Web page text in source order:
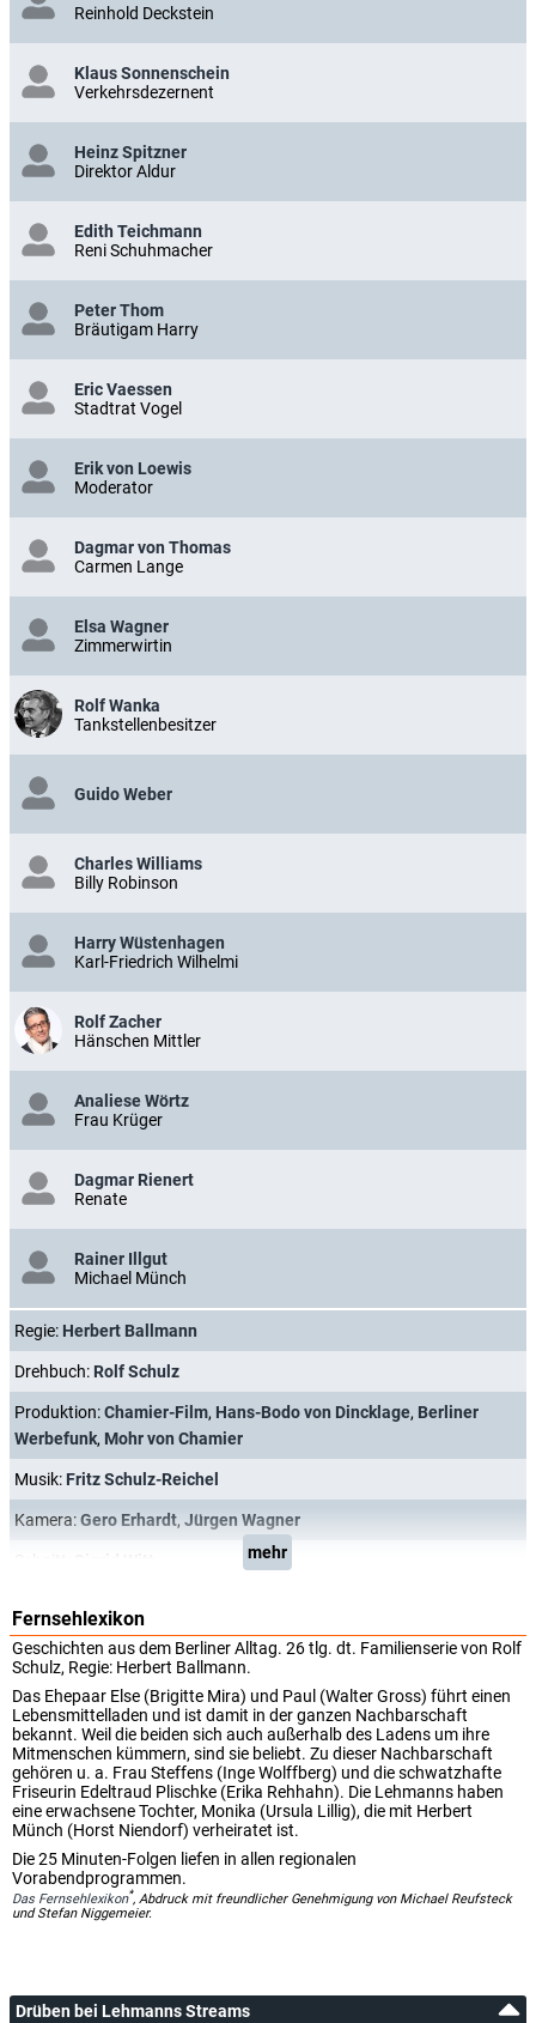
Reinhold Deckstein
Klaus Sonnenschein
Verkehrsdezernent
Heinz Spitzner
Direktor Aldur
Edith Teichmann
Reni Schuhmacher
Peter Thom
Bräutigam Harry
Eric Vaessen
Stadtrat Vogel
Erik von Loewis
Moderator
Dagmar von Thomas
Carmen Lange
Elsa Wagner
Zimmerwirtin
Rolf Wanka
Tankstellenbesitzer
Guido Weber
Charles Williams
Billy Robinson
Harry Wüstenhagen
Karl-Friedrich Wilhelmi
Rolf Zacher
Hänschen Mittler
Analiese Wörtz
Frau Krüger
Dagmar Rienert
Renate
Rainer Illgut
Michael Münch
Regie: Herbert Ballmann
Drehbuch: Rolf Schulz
Produktion:Chamier-Film, Hans-Bodo von Dincklage, Berliner
Werbefunk, Mohr von Chamier
Musik: Fritz Schulz-Reichel
Kamera:Gero Erhardt, Jürgen Wagner
mehr
Fernsehlexikon
Geschichten aus dem Berliner Alltag. 26 tlg. dt. Familienserie von Rolf
Schulz, Regie: Herbert Ballmann.
Das Ehepaar Else (Brigitte Mira) und Paul (Walter Gross) führt einen
Lebensmittelladen und ist damit in der ganzen Nachbarschaft
bekannt. Weil die beiden sich auch außerhalb des Ladens um ihre
Mitmenschen kümmern, sind sie beliebt. Zu dieser Nachbarschaft
gehören u. a. Frau Steffens (Inge Wolffberg) und die schwatzhafte
Friseurin Edeltraud Plischke (Erika Rehhahn). Die Lehmanns haben
eine erwachsene Tochter, Monika (Ursula Lillig), die mit Herbert
Münch (Horst Niendorf) verheiratet ist.
Die 25 Minuten-Folgen liefen in allen regionalen
Vorabendprogrammen.
Das Fernsehlexikon*, Abdruck mit freundlicher Genehmigung von Michael Reufsteck
und Stefan Niggemeier.
Drüben bei Lehmanns Streams